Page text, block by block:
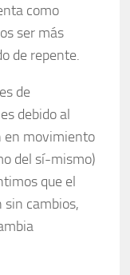
como
ser más
de repente.
de
debido al
en movimiento
del sí-mismo)
que el
cambios,